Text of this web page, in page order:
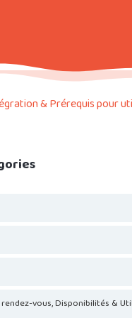
& Prérequis pour
vous, Disponibilités &